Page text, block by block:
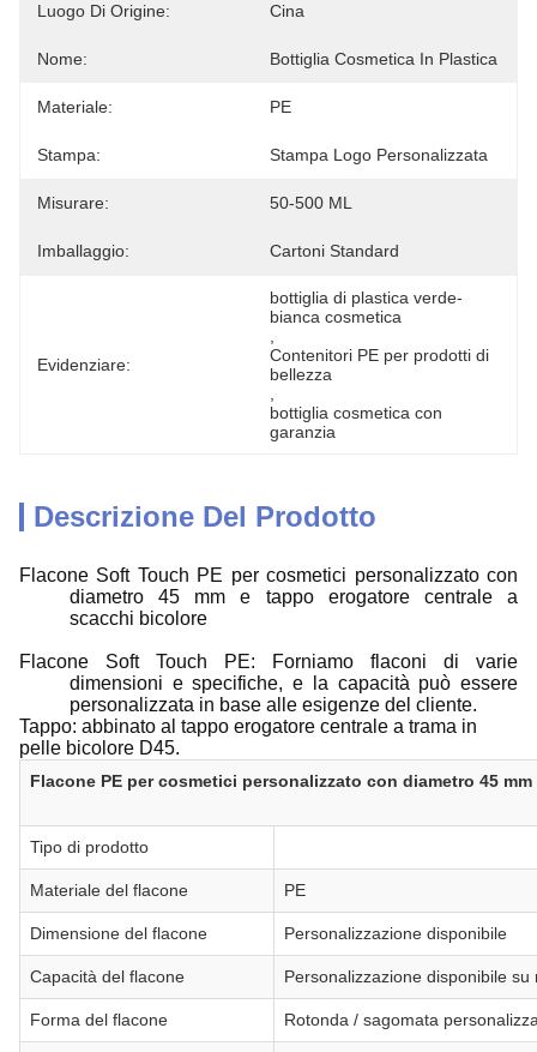
Luogo Di Origine: Cina
Nome: Bottiglia Cosmetica In Plastica
Materiale: PE
Stampa: Stampa Logo Personalizzata
Misurare: 50-500 ML
Imballaggio: Cartoni Standard
Evidenziare:
bottiglia di plastica verde-
bianca cosmetica
Contenitori PE per prodotti di
bellezza
bottiglia cosmetica con
garanzia
Descrizione Del Prodotto
Flacone Soft Touch PE per cosmetici personalizzato con
diametro 45 mm e tappo erogatore centrale a
scacchi bicolore
Flacone Soft Touch PE: Forniamo flaconi di varie
dimensioni e specifiche, e la capacità può essere
personalizzata in base alle esigenze del cliente.
Tappo: abbinato al tappo erogatore centrale a trama in
pelle bicolore D45.
Flacone PE per cosmetici personalizzato con diametro 45
Tipo di prodotto
Materiale del flacone PE
Dimensione del flacone Personalizzazione disponibile
Capacità del flacone Personalizzazione disponibile su
Forma del flacone Rotonda / sagomata